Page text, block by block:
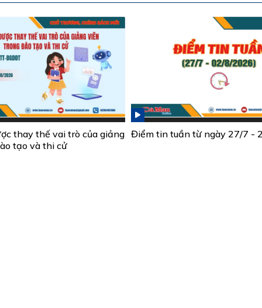
thay thế vai trò của giảng
tạo và thi cử
Điểm tin tuần từ ngày 27/7 -